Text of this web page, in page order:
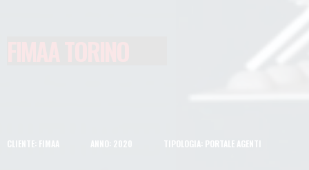
CLIENTE: FIMAA ANNO: 2020 TIPOLOGIA: PORTALE AGENTI